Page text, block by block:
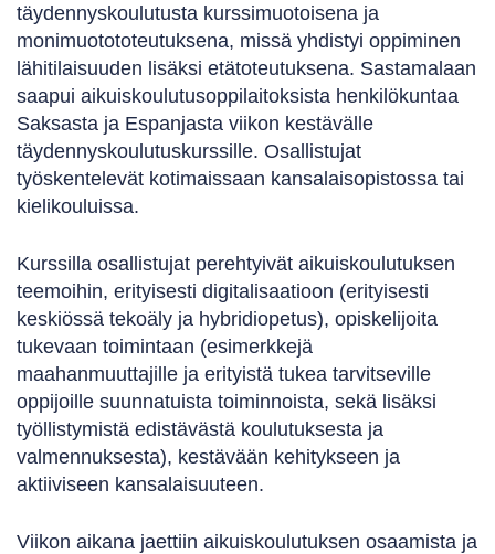
täydennyskoulutusta kurssimuotoisena ja
monimuotototeutuksena, missä yhdistyi oppiminen
lähitilaisuuden lisäksi etätoteutuksena. Sastamalaan
saapui aikuiskoulutusoppilaitoksista henkilökuntaa
Saksasta ja Espanjasta viikon kestävälle
täydennyskoulutuskurssille. Osallistujat
työskentelevät kotimaissaan kansalaisopistossa tai
kielikouluissa.
Kurssilla osallistujat perehtyivät aikuiskoulutuksen
teemoihin, erityisesti digitalisaatioon (erityisesti
keskiössä tekoäly ja hybridiopetus), opiskelijoita
tukevaan toimintaan (esimerkkejä
maahanmuuttajille ja erityistä tukea tarvitseville
oppijoille suunnatuista toiminnoista, sekä lisäksi
työllistymistä edistävästä koulutuksesta ja
valmennuksesta), kestävään kehitykseen ja
aktiiviseen kansalaisuuteen.
Viikon aikana jaettiin aikuiskoulutuksen osaamista ja